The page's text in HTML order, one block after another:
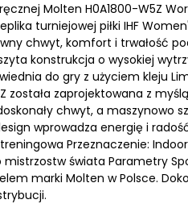
ręcznej Molten H0A1800-W5Z
turniejowej piłki IHF
chwyt, komfort i trwałość
konstrukcja o wysokiej
do gry z użyciem kleju
została zaprojektowana z
chwyt, a maszynowo
wprowadza energię i
treningowa Przeznaczenie:
mistrzostw świata Parametry
marki Molten w Polsce.